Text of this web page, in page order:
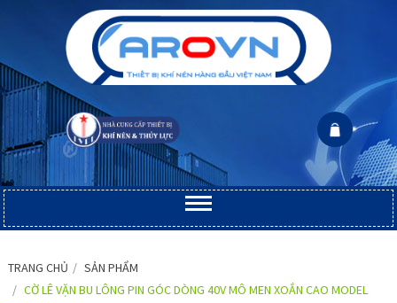
TRANG CHỦ
SẢN PHẨM
CỜ LÊ VẶN BU LÔNG PIN GÓC DÒNG 40V MÔ MEN XOẮN CAO MODEL